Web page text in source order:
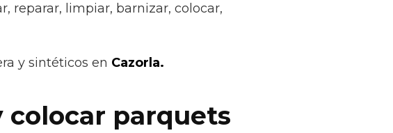
reparar, limpiar, barnizar, colocar,
y sintéticos en Cazorla.
colocar parquets